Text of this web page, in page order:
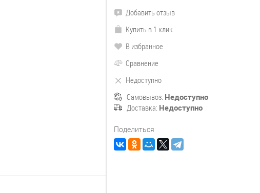
Добавить отзыв
Купить в 1 клик
В избранное
Сравнение
Недоступно
Самовывоз: Недоступно
Доставка: Недоступно
Поделиться